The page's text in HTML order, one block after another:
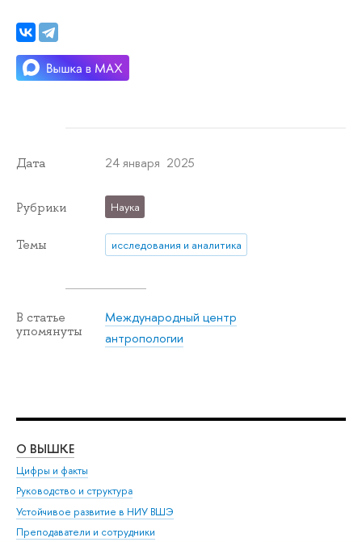
Дата 24 января 2025
Рубрики Наука
Темы исследования и аналитика
В статье
упомянуты
Международный центр
антропологии
О ВЫШКЕ
Цифры и факты
Руководство и структура
Устойчивое развитие в НИУ ВШЭ
Преподаватели и сотрудники